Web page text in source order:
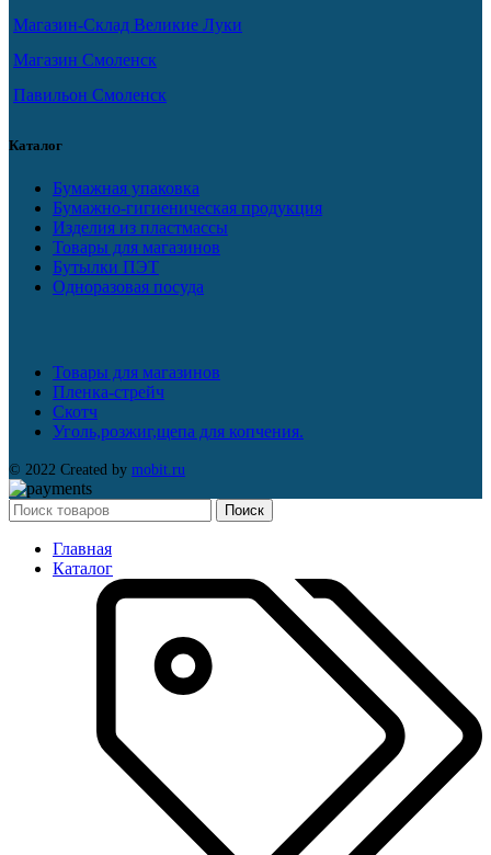
Магазин-Склад Великие Луки
Магазин Смоленск
Павильон Смоленск
Каталог
Бумажная упаковка
Бумажно-гигиеническая продукция
Изделия из пластмассы
Товары для магазинов
Бутылки ПЭТ
Одноразовая посуда
Товары для магазинов
Пленка-стрейч
Скотч
Уголь,розжиг,щепа для копчения.
© 2022 Created by mobit.ru
Поиск
Главная
Каталог